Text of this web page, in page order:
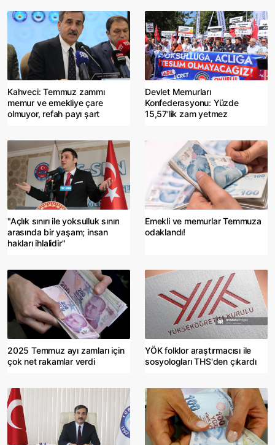
Kahveci: Temmuz zammı
memur ve emekliye çare
olmuyor, refah payı şart
Devlet Memurları
Konfederasyonu: Yüzde
15,57'lik zam yetmez
"Açlık sınırı ile yoksulluk sınırı
arasında bir yaşam; insan
hakları ihlalidir"
Emekli ve memurlar Temmuza
odaklandı!
2025 Temmuz ayı zamları için
çok net rakamlar verdi
YÖK folklor araştırmacısı ile
sosyologları THS'den çıkardı